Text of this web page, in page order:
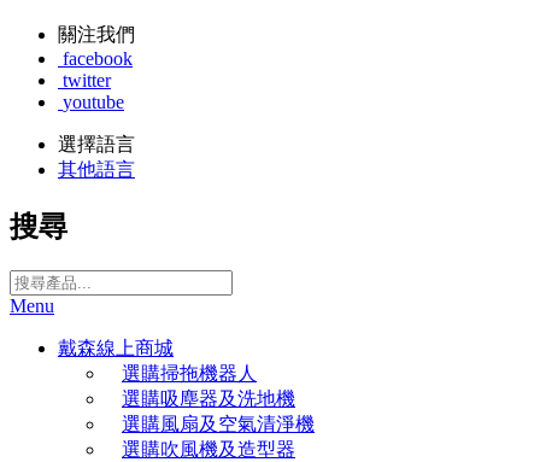
關注我們
facebook
twitter
youtube
選擇語言
其他語言
搜尋
Menu
戴森線上商城
選購掃拖機器人
選購吸塵器及洗地機
選購風扇及空氣清淨機
選購吹風機及造型器